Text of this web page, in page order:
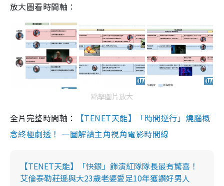
放大圖看時間軸：
點擊圖片放大
全片完整時間軸：
【TENET天能】「時間逆行」燒腦概
念終極劇透！ 一圖解讀主角視角電影時間線
【TENET天能】「快銀」飾演紅隊隊長最有驚喜！
艾倫泰勒莊遜與大23歲老婆愛足10年獲讚好男人